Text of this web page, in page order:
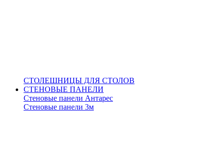
СТОЛЕШНИЦЫ ДЛЯ СТОЛОВ
СТЕНОВЫЕ ПАНЕЛИ
Стеновые панели Антарес
Стеновые панели 3м